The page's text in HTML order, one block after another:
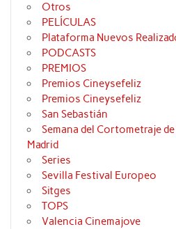
Otros
PELÍCULAS
Plataforma Nuevos
PODCASTS
PREMIOS
Premios Cineysefeliz
Premios Cineysefeliz
San Sebastián
Semana del Cortometraje
Madrid
Series
Sevilla Festival Europeo
Sitges
TOPS
Valencia Cinemajove